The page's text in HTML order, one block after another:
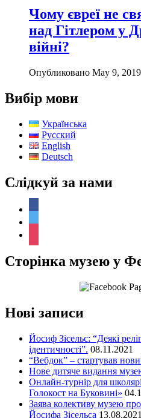
Чому євреї не
над Гітлером у
війні?
Опубликовано May 9, 2019
Вибір мови
Українська
Русский
English
Deutsch
Слідкуй за нами
Сторінка музею у
Нові записи
Йосиф Зісельс: “Деякі
ідентичності”. 08.11.2021
“Вебдок” – стартував
Нове дитяче видання
Онлайн-турнір для
Голокост на Буковині»
Заява колективу музею
Йосифа Зісельса 13.08.2021